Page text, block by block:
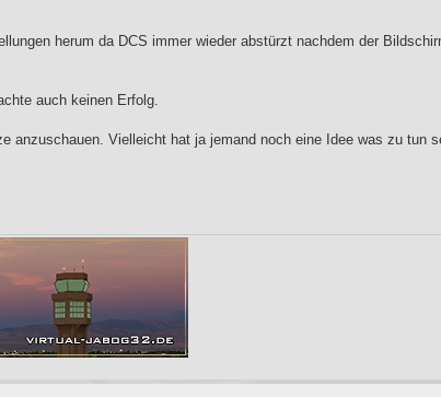
herum da DCS immer wieder abstürzt nachdem der
auch keinen Erfolg.
Vielleicht hat ja jemand noch eine Idee was zu tun